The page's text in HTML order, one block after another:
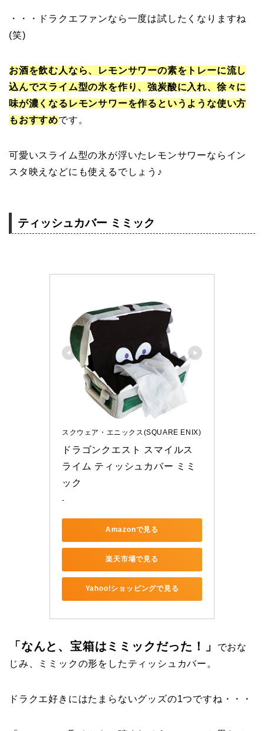
・・・ドラクエファンなら一度は試したくなりますね
(笑)
お酒を飲む人なら、レモンサワーの素をトレーに流し
込んでスライム型の氷を作り、強炭酸に入れ、徐々に
味が濃くなるレモンサワーを作るというような使い方
もおすすめです。
可愛いスライム型の氷が浮いたレモンサワーならイン
スタ映えなどにも使えるでしょう♪
ティッシュカバー ミミック
スクウェア・エニックス(SQUARE ENIX)
ドラゴンクエスト スマイルス
ライム ティッシュカバー ミミ
ック
-
Amazonで見る
楽天市場で見る
Yahoo!ショッピングで見る
「なんと、宝箱はミミックだった！」
でおな
じみ、ミミックの形をしたティッシュカバー。
ドラクエ好きにはたまらないグッズの1つですね・・・